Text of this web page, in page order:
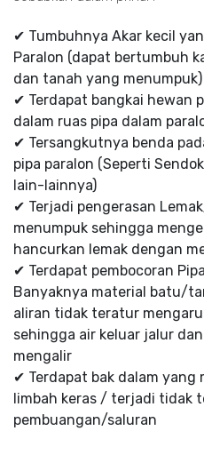
✔ Tumbuhnya Akar kecil
Paralon (dapat bertumbuh
dan tanah yang menumpuk)
✔ Terdapat bangkai hewan
dalam ruas pipa dalam
✔ Tersangkutnya benda
pipa paralon (Seperti
lain-lainnya)
✔ Terjadi pengerasan
menumpuk sehingga
hancurkan lemak dengan
✔ Terdapat pembocoran
Banyaknya material batu/
aliran tidak teratur
sehingga air keluar jalur
mengalir
✔ Terdapat bak dalam yang
limbah keras / terjadi tidak
pembuangan/saluran